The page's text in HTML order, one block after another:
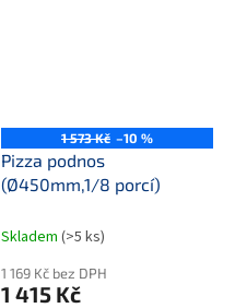
1 573 Kč –10 %
Pizza podnos
(Ø450mm,1/8 porcí)
Skladem (>5 ks)
1 169 Kč bez DPH
1 415 Kč